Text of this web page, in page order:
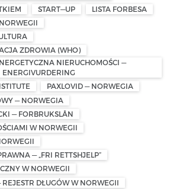
START—UP
LISTA FORBESA
ZDROWIA (WHO)
NIERUCHOMOŚCI —
ENERGIVURDERING
PAXLOVID — NORWEGIA
— NORWEGIA
— FORBRUKSLÅN
W NORWEGII
— „FRI RETTSHJELP”
W NORWEGII
REJESTR DŁUGÓW W NORWEGII